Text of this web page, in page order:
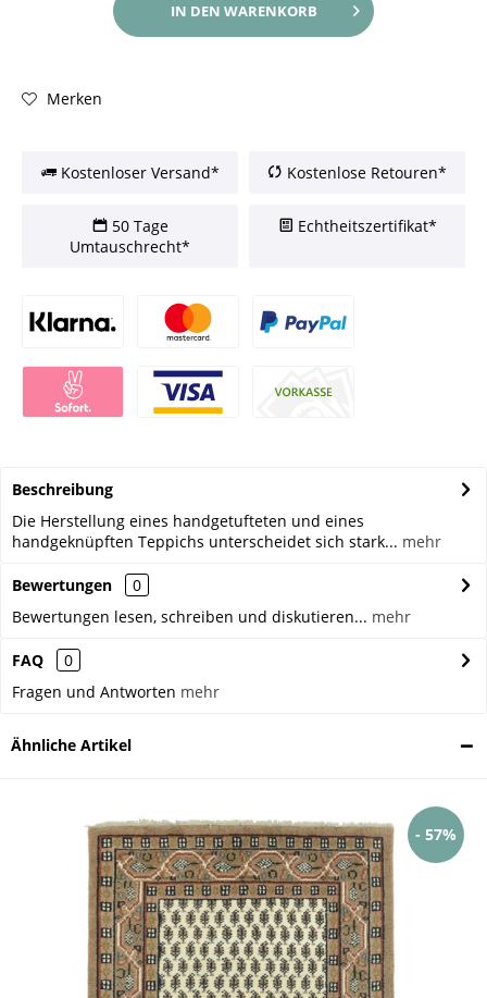
IN DEN WARENKORB
Merken
Kostenloser Versand* Kostenlose Retouren*
50 Tage
Umtauschrecht*
Echtheitszertifikat*
Beschreibung
Die Herstellung eines handgetufteten und eines
handgeknüpften Teppichs unterscheidet sich stark... mehr
Bewertungen
0
Bewertungen lesen, schreiben und diskutieren... mehr
FAQ
0
Fragen und Antworten mehr
Ähnliche Artikel
- 57%